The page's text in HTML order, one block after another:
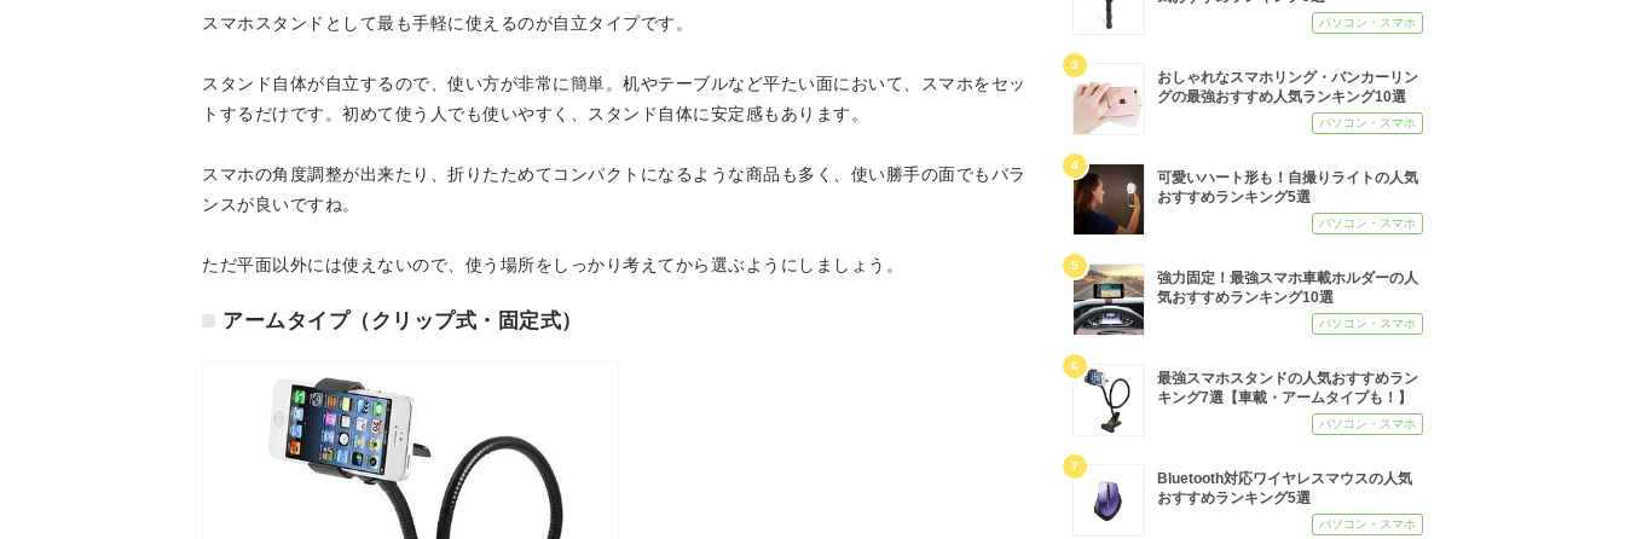
スマホスタンドとして最も手軽に使えるのが自立タイプです。
スタンド自体が自立するので、使い方が非常に簡単。机やテーブルなど平たい面において、スマホをセッ
トするだけです。初めて使う人でも使いやすく、スタンド自体に安定感もあります。
スマホの角度調整が出来たり、折りたためてコンパクトになるような商品も多く、使い勝手の面でもバラ
ンスが良いですね。
ただ平面以外には使えないので、使う場所をしっかり考えてから選ぶようにしましょう。
アームタイプ（クリップ式・固定式）
パソコン・スマホ
3
おしゃれなスマホリング・バンカーリン
グの最強おすすめ人気ランキング10選
パソコン・スマホ
4
可愛いハート形も！自撮りライトの人気
おすすめランキング5選
パソコン・スマホ
5
強力固定！最強スマホ車載ホルダーの人
気おすすめランキング10選
パソコン・スマホ
6
最強スマホスタンドの人気おすすめラン
キング7選【車載・アームタイプも！】
パソコン・スマホ
7
Bluetooth対応ワイヤレスマウスの人気
おすすめランキング5選
パソコン・スマホ